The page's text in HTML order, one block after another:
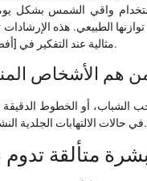
واستخدام واقي الشمس
الطبيعي. هذه
مثالية عند التفكير في [أفضل التقشير الكيميائي في عمان].
هم الأشخاص
الشباب، أو الخطوط الدقيقة
في حالات الالتهابات الجلدية النشطة أو البشرة شديدة الحساسية.
متألقة تدوم